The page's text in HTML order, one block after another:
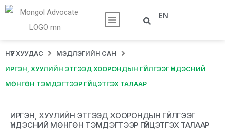
EN
НҮҮР ХУУДАС МЭДЛЭГИЙН САН
ИРГЭН, ХУУЛИЙН ЭТГЭЭД ХООРОНДЫН ГҮЙЛГЭЭГ ҮНДЭСНИЙ
МӨНГӨН ТЭМДЭГТЭЭР ГҮЙЦЭТГЭХ ТАЛААР
ИРГЭН, ХУУЛИЙН ЭТГЭЭД ХООРОНДЫН ГҮЙЛГЭЭГ
ҮНДЭСНИЙ МӨНГӨН ТЭМДЭГТЭЭР ГҮЙЦЭТГЭХ ТАЛААР